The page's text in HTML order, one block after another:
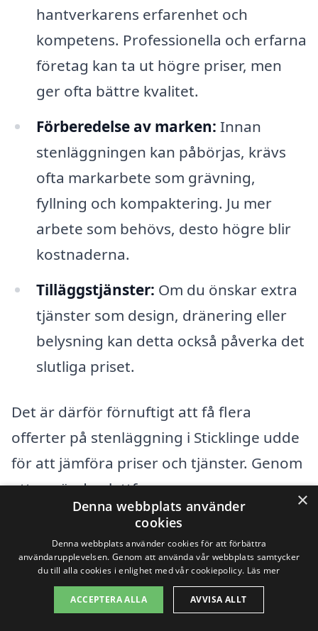
hantverkarens erfarenhet och
kompetens. Professionella och erfarna
företag kan ta ut högre priser, men
ger ofta bättre kvalitet.
Förberedelse av marken: Innan
stenläggningen kan påbörjas, krävs
ofta markarbete som grävning,
fyllning och kompaktering. Ju mer
arbete som behövs, desto högre blir
kostnaderna.
Tilläggstjänster: Om du önskar extra
tjänster som design, dränering eller
belysning kan detta också påverka det
slutliga priset.
Det är därför förnuftigt att få flera
offerter på stenläggning i Sticklinge udde
för att jämföra priser och tjänster. Genom
att använda plattformar som xn--
stenlggning-pris-znb.se kan du enkelt få
kontakt med lokala professionella som
kan ge dig en grundlig uppskattning
baserat på dina specifika behov. Att ta sig
tid att noga välja rätt företag med rätt
×
Denna webbplats använder
cookies
Denna webbplats använder cookies för att förbättra
användarupplevelsen. Genom att använda vår webbplats samtycker
du till alla cookies i enlighet med vår cookiepolicy. Läs mer
ACCEPTERA ALLA AVVISA ALLT